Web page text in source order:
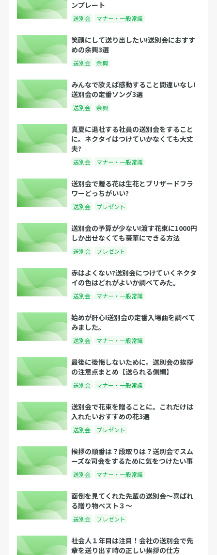
ンプレート
送別会 マナー・一般常識
笑顔にして送り出したい!送別会におすす
めの余興3選
送別会 余興
みんなで歌えば感動すること間違いなし!
送別会の定番ソング3選
送別会 余興
真夏に退社する社員の送別会をすること
に。ネクタイはつけていかなくても大丈
夫?
送別会 マナー・一般常識
送別会で贈る花は生花とブリザードフラ
ワーどっちがいい?
送別会 プレゼント
送別会の予算が少ない!渡す花束に1000円
しか出せなくても豪華にできる方法
送別会 プレゼント
赤はよくない?送別会につけていくネクタ
イの色はどれがよいか調べてみた。
送別会 マナー・一般常識
始めが肝心!送別会の定番入場曲を調べて
みました。
送別会 マナー・一般常識
最後に後悔しないために。送別会の挨拶
の注意点まとめ【送られる側編】
送別会 マナー・一般常識
送別会で花束を贈ることに。これだけは
入れたいおすすめの花3選
送別会 プレゼント
挨拶の順番は？段取りは？送別会でスム
ーズな司会をするために気をつけたい事
送別会 マナー・一般常識
面倒を見てくれた先輩の送別会〜喜ばれ
る贈り物ベスト３〜
送別会 プレゼント
社会人１年目は注目！会社の送別会で先
輩を送り出す時の正しい挨拶の仕方